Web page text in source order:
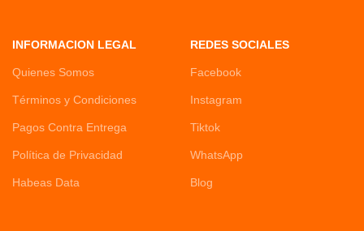
INFORMACION LEGAL
Quienes Somos
Términos y Condiciones
Pagos Contra Entrega
Política de Privacidad
Habeas Data
REDES SOCIALES
Facebook
Instagram
Tiktok
WhatsApp
Blog